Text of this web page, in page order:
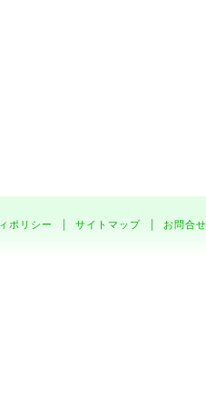
ポリシー サイトマップ お問合せ